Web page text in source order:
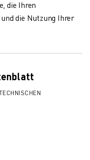
die Ihren
die Nutzung Ihrer